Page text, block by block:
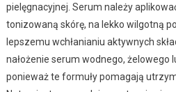
pielęgnacyjnej. Serum należy
tonizowaną skórę, na lekko wilgotną
lepszemu wchłanianiu aktywnych
nałożenie serum wodnego, żelowego
ponieważ te formuły pomagają